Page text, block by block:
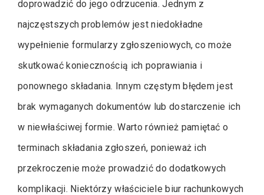
doprowadzić do jego odrzucenia. Jednym z
najczęstszych problemów jest niedokładne
wypełnienie formularzy zgłoszeniowych, co może
skutkować koniecznością ich poprawiania i
ponownego składania. Innym częstym błędem jest
brak wymaganych dokumentów lub dostarczenie ich
w niewłaściwej formie. Warto również pamiętać o
terminach składania zgłoszeń, ponieważ ich
przekroczenie może prowadzić do dodatkowych
komplikacji. Niektórzy właściciele biur rachunkowych